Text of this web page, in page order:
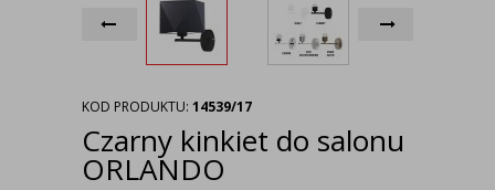
KOD PRODUKTU: 14539/17
Czarny kinkiet do salonu
ORLANDO